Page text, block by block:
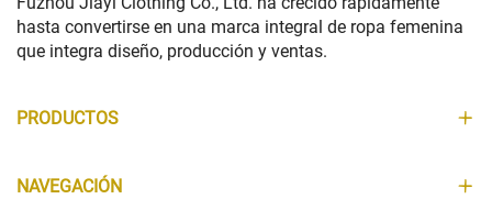
hasta convertirse en una marca integral de ropa femenina
que integra diseño, producción y ventas.
PRODUCTOS
NAVEGACIÓN